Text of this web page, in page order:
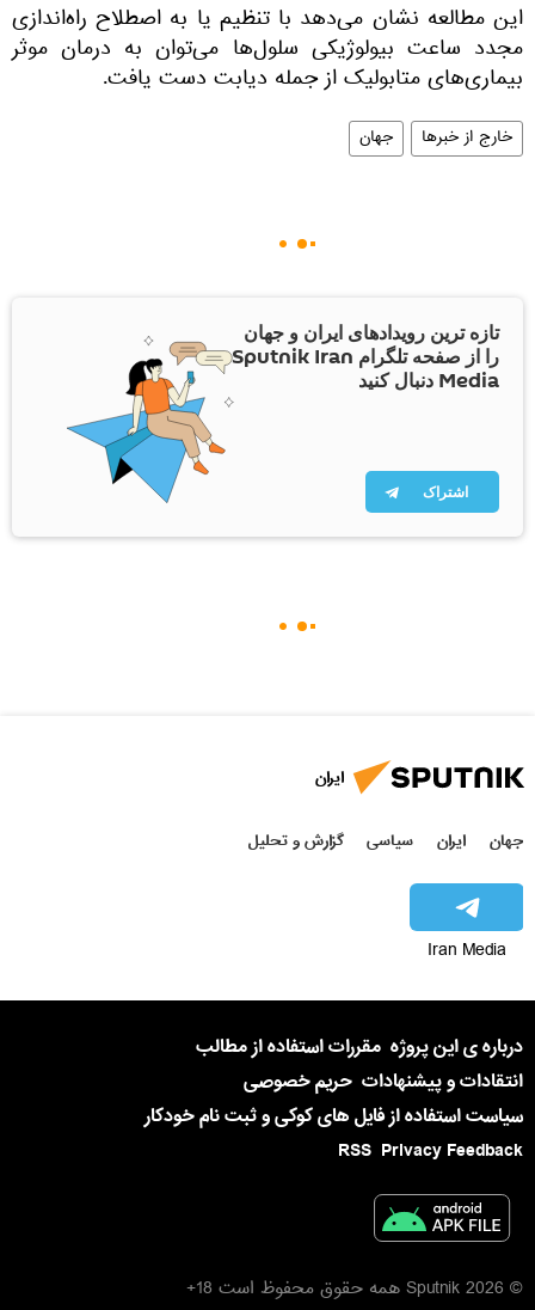
این مطالعه نشان می‌دهد با تنظیم یا به اصطلاح راه‌اندازی
مجدد ساعت بیولوژیکی سلول‌ها می‌توان به درمان موثر
بیماری‌های متابولیک از جمله دیابت دست یافت.
خارج از خبرها جهان
تازه ترین رویدادهای ایران و جهان
را از صفحه تلگرام Sputnik Iran
Media دنبال کنید
اشتراک
ایران
جهان ایران سیاسی گزارش و تحلیل
Iran Media
درباره ی این پروژه مقررات استفاده از مطالب
انتقادات و پیشنهادات حریم خصوصی
سیاست استفاده از فایل های کوکی و ثبت نام خودکار
Privacy Feedback
RSS
© 2026 Sputnik همه حقوق محفوظ است 18+